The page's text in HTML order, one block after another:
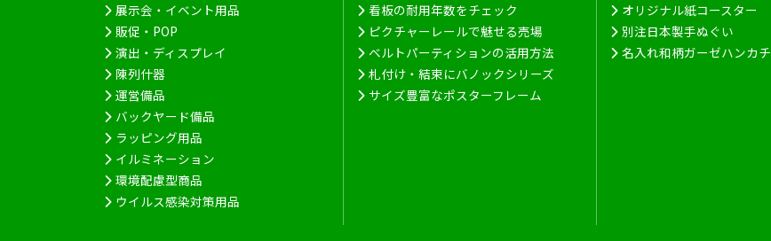
展示会・イベント用品
販促・POP
演出・ディスプレイ
陳列什器
運営備品
バックヤード備品
ラッピング用品
イルミネーション
環境配慮型商品
ウイルス感染対策用品
看板の耐用年数をチェック
ピクチャーレールで魅せる売場
ベルトパーティションの活用方法
札付け・結束にバノックシリーズ
サイズ豊富なポスターフレーム
オリジナル紙コースター
別注日本製手ぬぐい
名入れ和柄ガーゼハンカチ